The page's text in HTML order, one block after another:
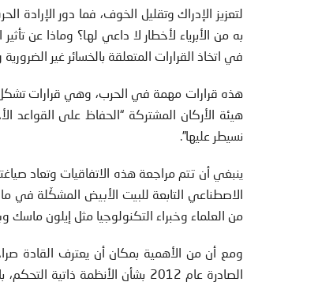
لتعزيز الإدراك وتقليل الخوف، فما دور
به من الأبرياء لأخطار لا داعي لها؟ وماذا عن
في اتخاذ القرارات المتعلقة بالخسائر غير
هذه قرارات مهمة في الحرب، وهي قرارات تشكل
هيئة الأركان المشتركة “الحفاظ على القواعد
نسيطر عليها”.
ينبغي أن تتم مراجعة هذه الاتفاقيات وتعاد
الاصطناعي التابعة للبيت الأبيض المشكّلة في
من العلماء وخبراء التكنولوجيا مثل إيلون
ومع أن من الأهمية بمكان أن يعترف القادة
الصادرة عام 2012 بشأن الأنظمة